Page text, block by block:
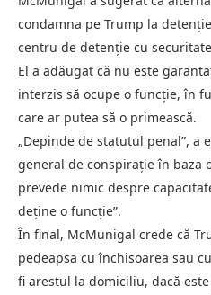
condamna pe Trump la
centru de detenție cu
El a adăugat că nu este
interzis să ocupe o funcție, în
care ar putea să o primească.
„Depinde de statutul penal”, a
general de conspirație în baza
prevede nimic despre
deține o funcție”.
În final, McMunigal crede că
pedeapsa cu închisoarea sau
fi arestul la domiciliu, dacă